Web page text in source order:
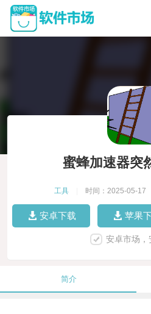
蜜蜂加速器突
工具 时间：2025-05-17
安卓下载 苹果
安卓市场，
简介